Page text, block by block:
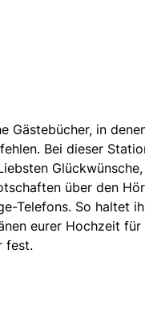
Gästebücher, in
Bei dieser
über den
Telefons. So haltet
eurer Hochzeit
fest.